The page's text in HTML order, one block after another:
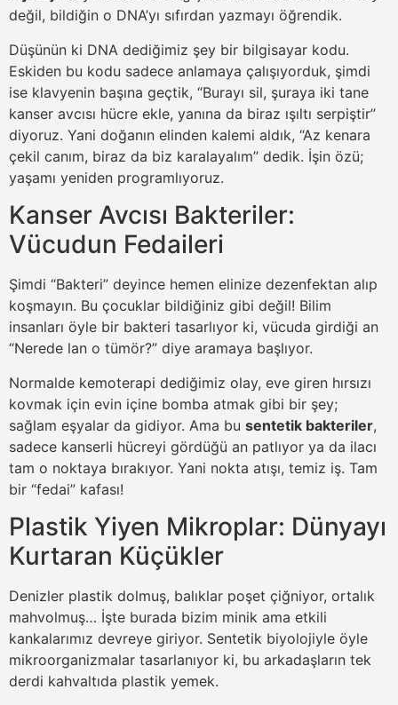
değil, bildiğin o DNA’yı sıfırdan yazmayı öğrendik.
Düşünün ki DNA dediğimiz şey bir bilgisayar kodu.
Eskiden bu kodu sadece anlamaya çalışıyorduk, şimdi
ise klavyenin başına geçtik, “Burayı sil, şuraya iki tane
kanser avcısı hücre ekle, yanına da biraz ışıltı serpiştir”
diyoruz. Yani doğanın elinden kalemi aldık, “Az kenara
çekil canım, biraz da biz karalayalım” dedik. İşin özü;
yaşamı yeniden programlıyoruz.
Kanser Avcısı Bakteriler:
Vücudun Fedaileri
Şimdi “Bakteri” deyince hemen elinize dezenfektan alıp
koşmayın. Bu çocuklar bildiğiniz gibi değil! Bilim
insanları öyle bir bakteri tasarlıyor ki, vücuda girdiği an
“Nerede lan o tümör?” diye aramaya başlıyor.
Normalde kemoterapi dediğimiz olay, eve giren hırsızı
kovmak için evin içine bomba atmak gibi bir şey;
sağlam eşyalar da gidiyor. Ama bu sentetik bakteriler,
sadece kanserli hücreyi gördüğü an patlıyor ya da ilacı
tam o noktaya bırakıyor. Yani nokta atışı, temiz iş. Tam
bir “fedai” kafası!
Plastik Yiyen Mikroplar: Dünyayı
Kurtaran Küçükler
Denizler plastik dolmuş, balıklar poşet çiğniyor, ortalık
mahvolmuş… İşte burada bizim minik ama etkili
kankalarımız devreye giriyor. Sentetik biyolojiyle öyle
mikroorganizmalar tasarlanıyor ki, bu arkadaşların tek
derdi kahvaltıda plastik yemek.